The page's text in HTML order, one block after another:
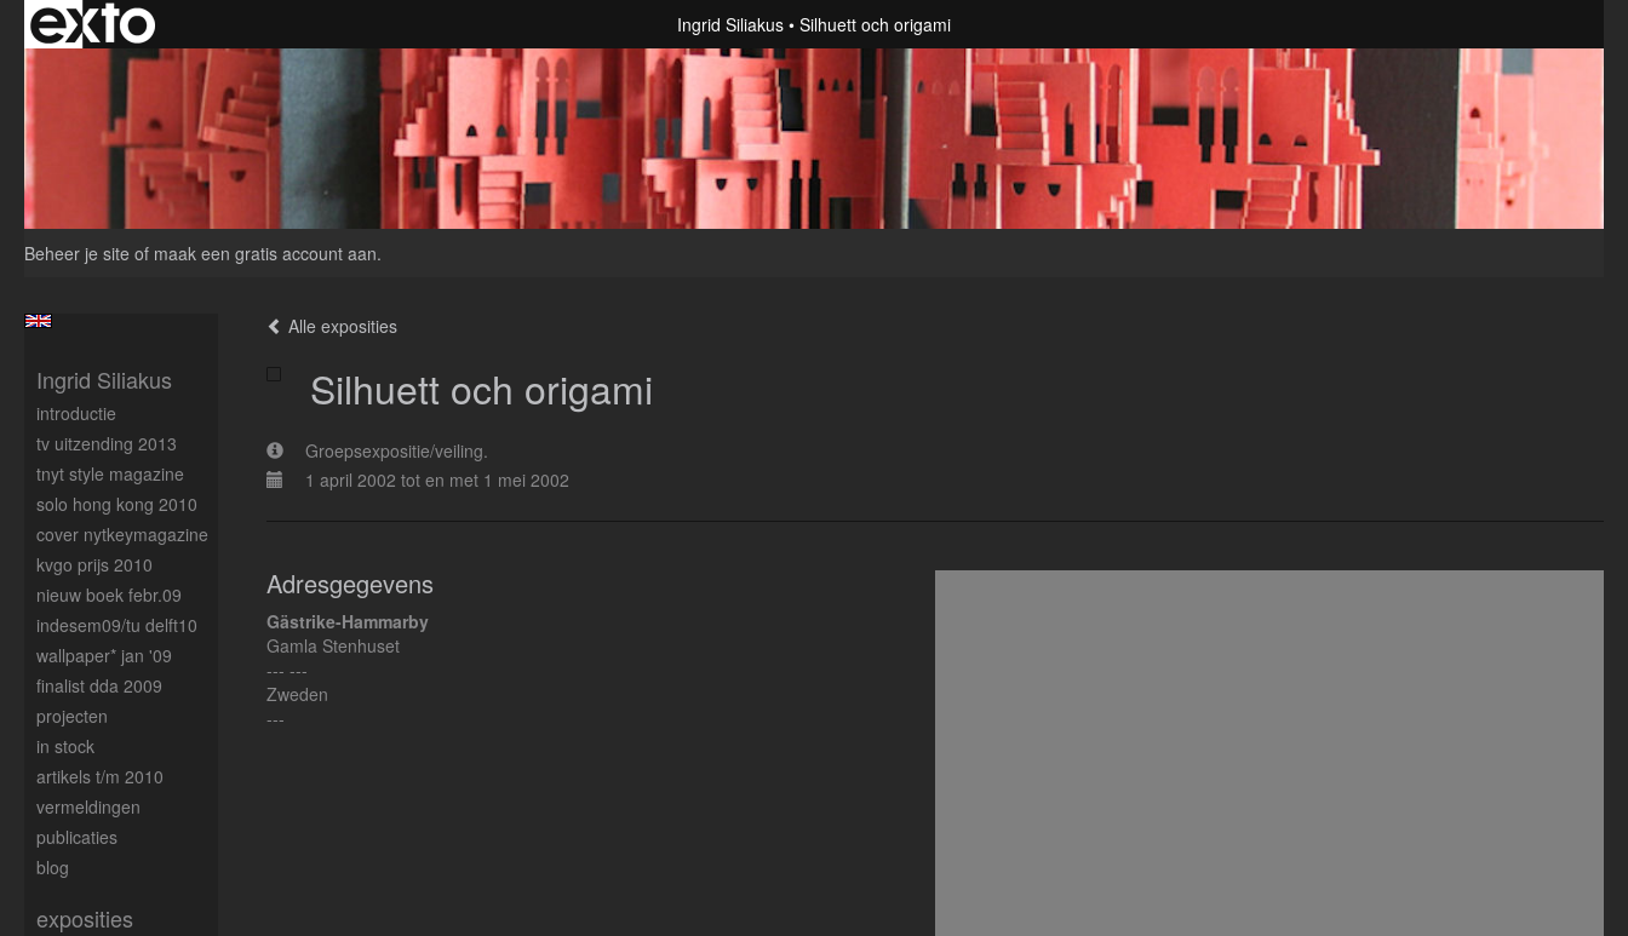
Ingrid Siliakus Silhuett och origami
Beheer je site of maak een gratis account aan.
Alle exposities
Silhuett och origami
Groepsexpositie/veiling.
1 april 2002 tot en met 1 mei 2002
Adresgegevens
Gästrike-Hammarby
Gamla Stenhuset
--- ---
Zweden
---
Ingrid Siliakus
introductie
tv uitzending 2013
tnyt style magazine
solo hong kong 2010
cover nytkeymagazine
kvgo prijs 2010
nieuw boek febr.09
indesem09/tu delft10
wallpaper* jan '09
finalist dda 2009
projecten
in stock
artikels t/m 2010
vermeldingen
publicaties
blog
exposities